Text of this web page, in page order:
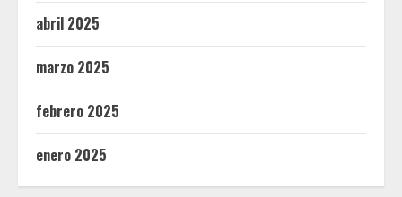
abril 2025
marzo 2025
febrero 2025
enero 2025